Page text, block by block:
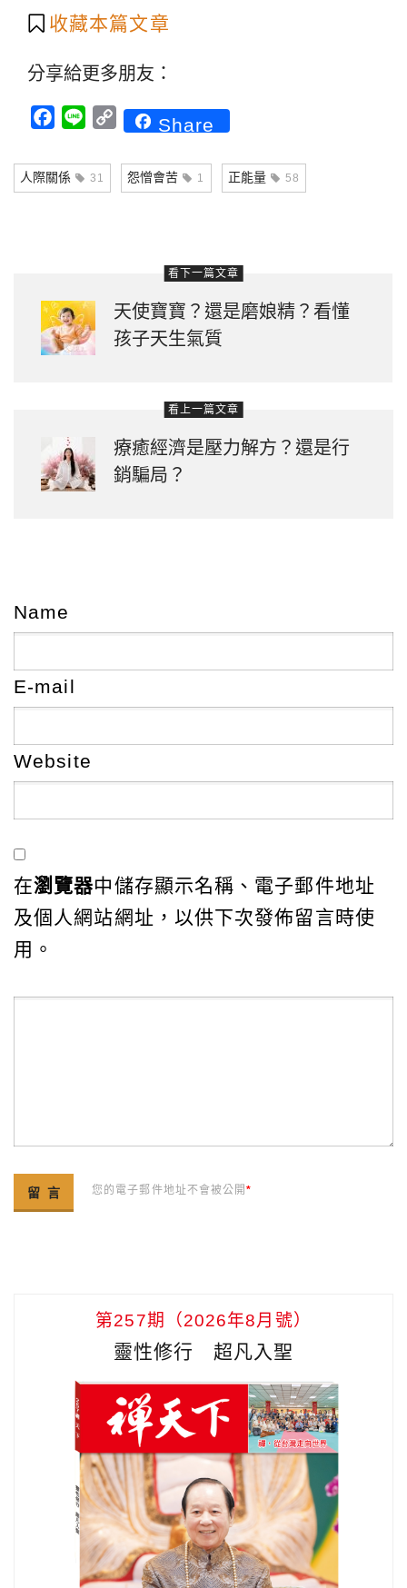
收藏本篇文章
分享給更多朋友：
Facebook
Line CopyShare
人際關係 31 怨憎會苦 1 正能量 58
看下一篇文章
天使寶寶？還是磨娘精？看懂
孩子天生氣質
看上一篇文章
療癒經濟是壓力解方？還是行
銷騙局？
Name
E-mail
Website
在瀏覽器中儲存顯示名稱、電子郵件地址
及個人網站網址，以供下次發佈留言時使
用。
您的電子郵件地址不會被公開*
第257期（2026年8月號）
靈性修行 超凡入聖